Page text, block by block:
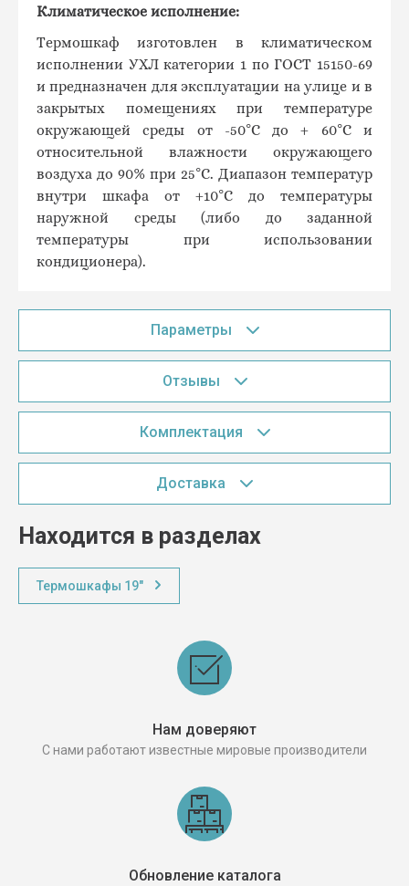
Климатическое исполнение:
Термошкаф изготовлен в климатическом
исполнении УХЛ категории 1 по ГОСТ 15150-69
и предназначен для эксплуатации на улице и в
закрытых помещениях при температуре
окружающей среды от -50°С до + 60°С и
относительной влажности окружающего
воздуха до 90% при 25°С. Диапазон температур
внутри шкафа от +10°C до температуры
наружной среды (либо до заданной
температуры при использовании
кондиционера).
Параметры
Отзывы
Комплектация
Доставка
Находится в разделах
Термошкафы 19"
Нам доверяют
С нами работают известные мировые производители
Обновление каталога